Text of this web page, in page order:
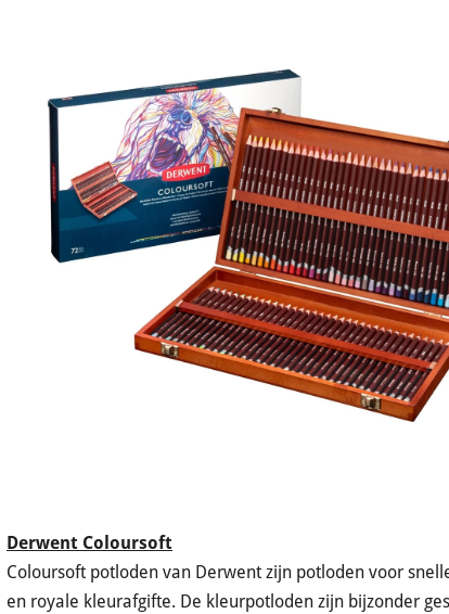
Derwent Coloursoft
Coloursoft potloden van Derwent zijn potloden voor
en royale kleurafgifte. De kleurpotloden zijn bijzonder